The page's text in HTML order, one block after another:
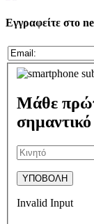
Εγγραφείτε στο
Μάθε
Invalid Input